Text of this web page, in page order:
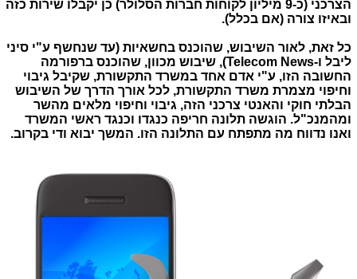
הצרכני (כ-9 מיליון לקוחות חברות הסלולר) כן יקבלו שירות כזה
ובאיזו צורה (אם בכלל).
כל זאת, לאור השיבוש, שהוכנס בחשאיות (עד שנחשף ע"י סיני
ליבל ו-Telecom News), שיבוש מכוון, שהוכנס ברפורמה
החשובה הזו, ע"י אדם אחד במשרד התקשורת, שקיבל גיבוי
וחיפוי מצמרת משרד התקשורת, לכל אורך הדרך של השיבוש
הבלתי חוקי והאנטי צרכני הזה, גיבוי וחיפוי מלאים מהשר
ומהמנכ"ל. הוגשה תלונה חריפה כנגדו וכנגד ראשי המשרד
ואנו נדווח מה מתפתח עם התלונה הזו. המשך יבוא ודי בקרוב.